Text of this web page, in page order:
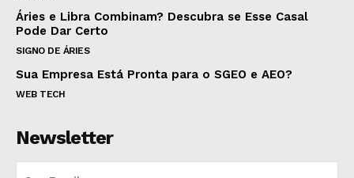
Áries e Libra Combinam? Descubra se Esse Casal
Pode Dar Certo
SIGNO DE ÁRIES
Sua Empresa Está Pronta para o SGEO e AEO?
WEB TECH
Newsletter